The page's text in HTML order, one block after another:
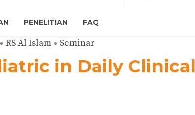
PENELITIAN FAQ
RS Al Islam Seminar
in Daily Clinical